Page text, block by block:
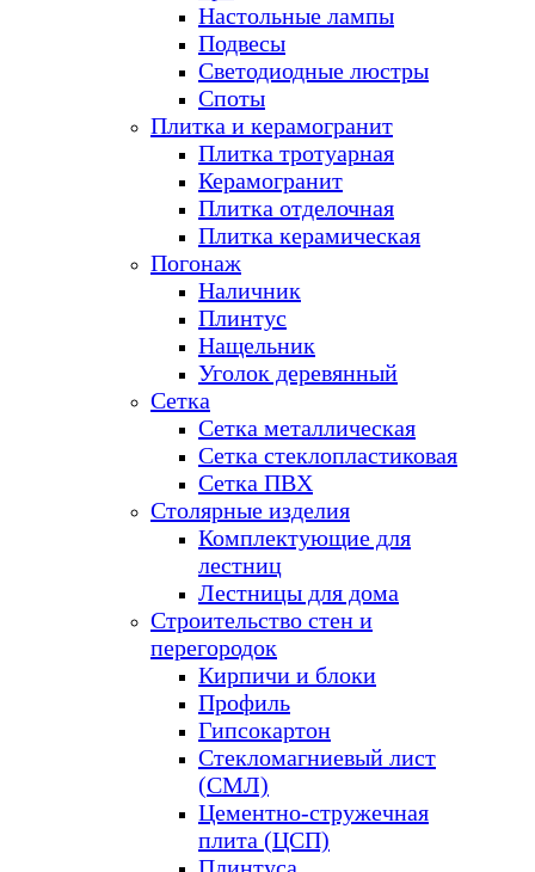
Настольные лампы
Подвесы
Светодиодные люстры
Споты
Плитка и керамогранит
Плитка тротуарная
Керамогранит
Плитка отделочная
Плитка керамическая
Погонаж
Наличник
Плинтус
Нащельник
Уголок деревянный
Сетка
Сетка металлическая
Сетка стеклопластиковая
Сетка ПВХ
Столярные изделия
Комплектующие для
лестниц
Лестницы для дома
Строительство стен и
перегородок
Кирпичи и блоки
Профиль
Гипсокартон
Стекломагниевый лист
(СМЛ)
Цементно-стружечная
плита (ЦСП)